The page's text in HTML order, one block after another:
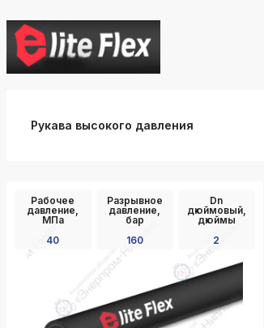
k
ksldkfjsdlfkjsls;ldfkgjsdl;kfkфыва
k
ksldkfjsdlfkjsls;ldfkgjsdl;kfkфыва
ksldkfjsdlfkjsls;ldfkgjsdl;kfkфыва
k
ksldkfjsdlfkjsls;ldfkgjsdl;kfkфыва
Рукава высокого давления
Рабочее
давление,
МПа
40
Разрывное
давление,
бар
160
Dn
дюймовый,
дюймы
2